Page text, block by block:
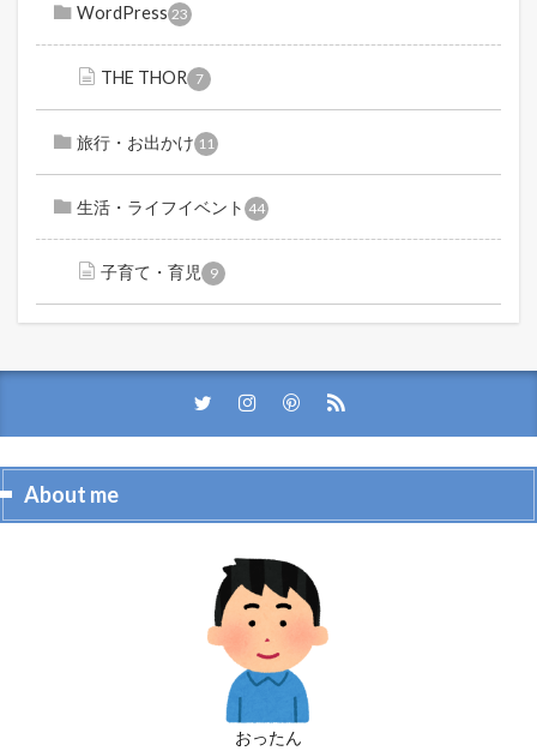
WordPress 23
THE THOR 7
旅行・お出かけ 11
生活・ライフイベント 44
子育て・育児 9
About me
おったん